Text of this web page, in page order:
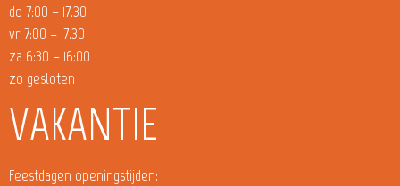
do 7:00 – 17.30
vr 7:00 – 17.30
za 6:30 – 16:00
zo gesloten
VAKANTIE
Feestdagen openingstijden: